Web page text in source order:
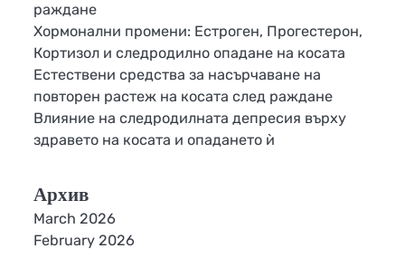
раждане
Хормонални промени: Естроген, Прогестерон,
Кортизол и следродилно опадане на косата
Естествени средства за насърчаване на
повторен растеж на косата след раждане
Влияние на следродилната депресия върху
здравето на косата и опадането ѝ
Архив
March 2026
February 2026